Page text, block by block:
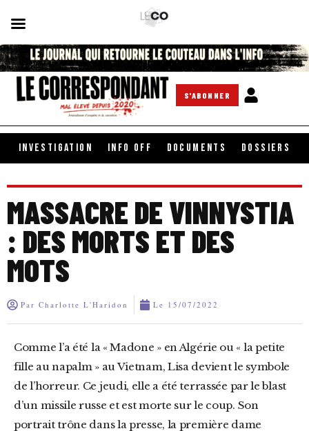
S'ABONNER
INVESTIGATION INFO OFF DOCUMENTS DOSSIERS
MASSACRE DE VINNYSTIA
: DES MORTS ET DES
MOTS
Par Charlotte L'Haridon Le 15/07/2022
Comme l’a été la « Madone » en Algérie ou « la petite
fille au napalm » au Vietnam, Lisa devient le symbole
de l’horreur. Ce jeudi, elle a été terrassée par le blast
d’un missile russe et est morte sur le coup. Son
portrait trône dans la presse, la première dame